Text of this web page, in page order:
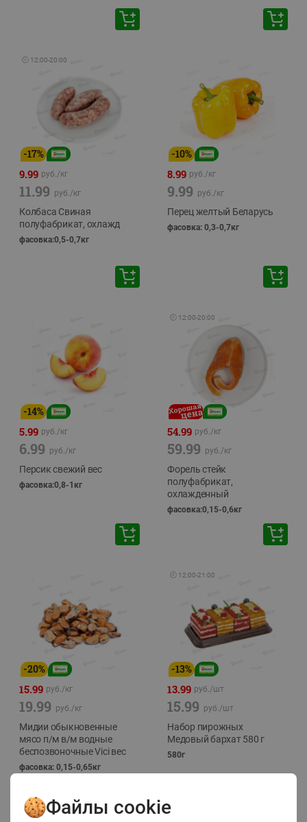
🕘 12:00-20:00
-17%
9.99 руб./кг
11.99 руб./кг
Колбаса Свиная
полуфабрикат, охлажд
фасовка:0,5-0,7кг
-10%
8.99 руб./кг
9.99 руб./кг
Перец желтый Беларусь
фасовка: 0,3-0,7кг
-14%
5.99 руб./кг
6.99 руб./кг
Персик свежий вес
фасовка:0,8-1кг
🕘 12:00-20:00
54.99 руб./кг
59.99 руб./кг
Форель стейк
полуфабрикат,
охлажденный
фасовка:0,15-0,6кг
-20%
15.99 руб./кг
19.99 руб./кг
Мидии обыкновенные
мясо п/м в/м водные
беспозвоночные Vici вес
фасовка: 0,15-0,65кг
🕘 12:00-21:00
-13%
13.99 руб./шт
15.99 руб./шт
Набор пирожных
Медовый бархат 580 г
580г
Файлы cookie